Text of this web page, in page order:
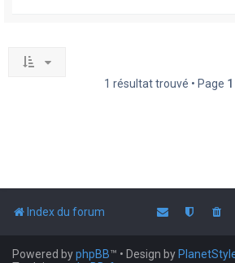
1 résultat trouvé • Page 1
Index du forum
Powered byphpBB™ • Design by